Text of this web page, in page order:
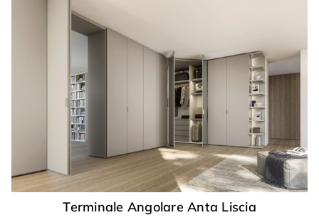
Terminale Angolare Anta Liscia